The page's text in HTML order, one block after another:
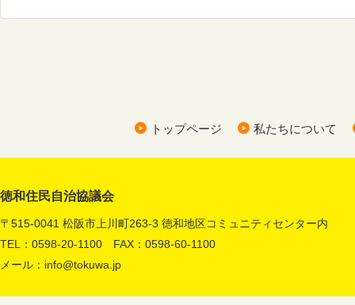
トップページ 私たちについて
徳和住民自治協議会
〒515-0041 松阪市上川町263-3 徳和地区コミュニティセンター内
TEL：0598-20-1100 FAX：0598-60-1100
メール： info@tokuwa.jp